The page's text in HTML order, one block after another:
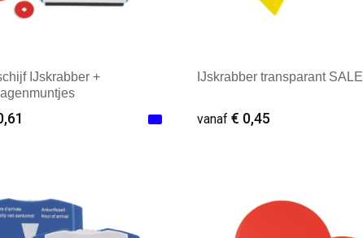
IJskrabber +
afname: 100
IJskrabber transparant SALE
vanaf€ 0,45
Minimale afname: 250